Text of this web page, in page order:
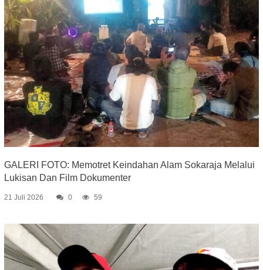
GALERI FOTO: Memotret Keindahan Alam Sokaraja Melalui
Lukisan Dan Film Dokumenter
21 Juli 2026 0 59